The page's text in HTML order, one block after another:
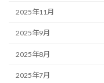
2025年11月
2025年9月
2025年8月
2025年7月